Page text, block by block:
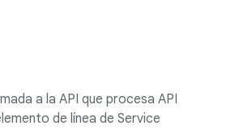
a la API que procesa API
de línea de Service